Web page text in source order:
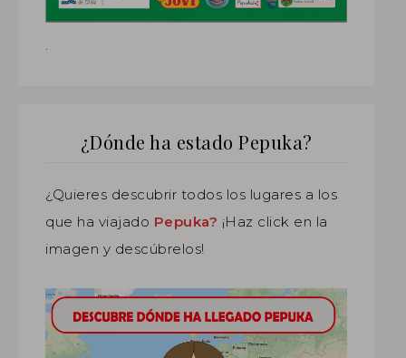
¿Dónde ha estado Pepuka?
¿Quieres descubrir todos los lugares a los
que ha viajado Pepuka? ¡Haz click en la
imagen y descúbrelos!